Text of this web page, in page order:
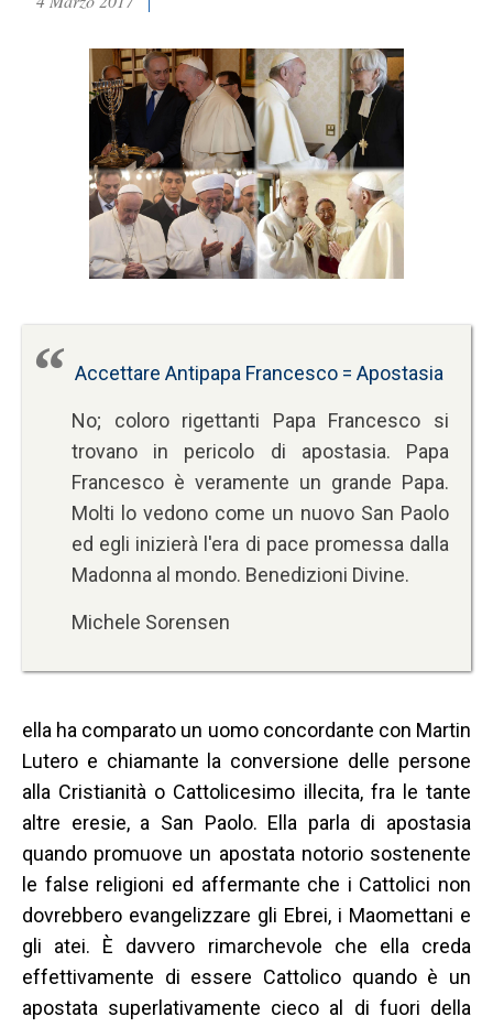
Accettare Antipapa Francesco = Apostasia
No; coloro rigettanti Papa Francesco si
trovano in pericolo di apostasia. Papa
Francesco è veramente un grande Papa.
Molti lo vedono come un nuovo San Paolo
ed egli inizierà l'era di pace promessa dalla
Madonna al mondo. Benedizioni Divine.
Michele Sorensen
ella ha comparato un uomo concordante con Martin
Lutero e chiamante la conversione delle persone
alla Cristianità o Cattolicesimo illecita, fra le tante
altre eresie, a San Paolo. Ella parla di apostasia
quando promuove un apostata notorio sostenente
le false religioni ed affermante che i Cattolici non
dovrebbero evangelizzare gli Ebrei, i Maomettani e
gli atei. È davvero rimarchevole che ella creda
effettivamente di essere Cattolico quando è un
apostata superlativamente cieco al di fuori della